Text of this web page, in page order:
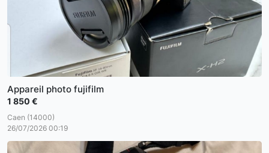
Appareil photo fujifilm
1 850 €
Caen (14000)
26/07/2026 00:19